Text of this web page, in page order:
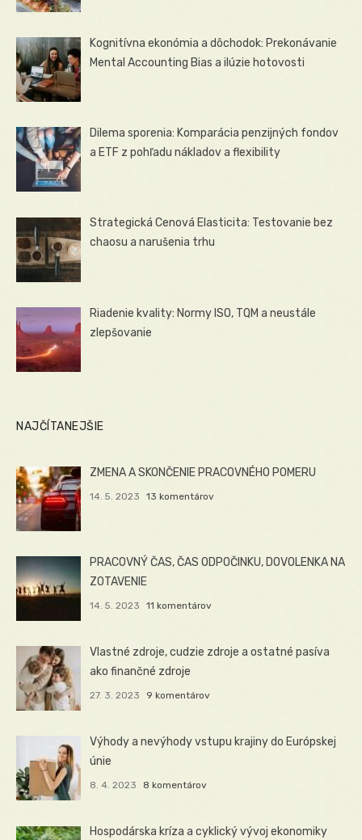
Kognitívna ekonómia a dôchodok: Prekonávanie
Mental Accounting Bias a ilúzie hotovosti
Dilema sporenia: Komparácia penzijných fondov
a ETF z pohľadu nákladov a flexibility
Strategická Cenová Elasticita: Testovanie bez
chaosu a narušenia trhu
Riadenie kvality: Normy ISO, TQM a neustále
zlepšovanie
NAJČÍTANEJŠIE
ZMENA A SKONČENIE PRACOVNÉHO POMERU
14. 5. 2023 13 komentárov
PRACOVNÝ ČAS, ČAS ODPOČINKU, DOVOLENKA NA
ZOTAVENIE
14. 5. 2023 11 komentárov
Vlastné zdroje, cudzie zdroje a ostatné pasíva
ako finančné zdroje
27. 3. 2023 9 komentárov
Výhody a nevýhody vstupu krajiny do Európskej
únie
8. 4. 2023 8 komentárov
Hospodárska kríza a cyklický vývoj ekonomiky